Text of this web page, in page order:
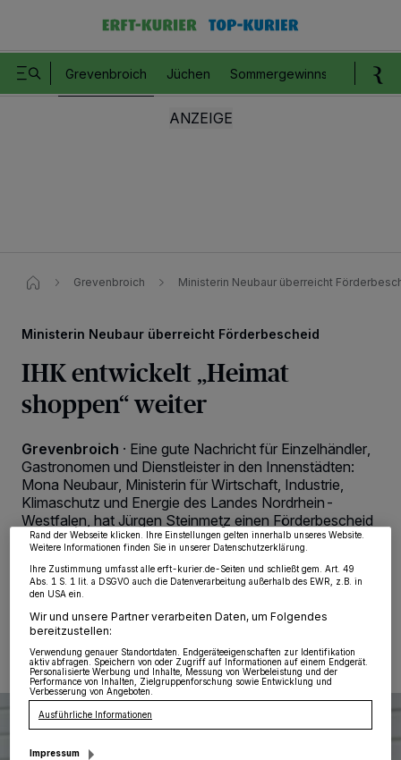
Grevenbroich Jüchen Sommergewinnspiel
Grevenbroich Ministerin Neubaur überreicht
Ministerin Neubaur überreicht Förderbescheid
IHK entwickelt „Heimat
shoppen“ weiter
Grevenbroich · Eine gute Nachricht für Einzelhändler,
Gastronomen und Dienstleister in den Innenstädten:
Mona Neubaur, Ministerin für Wirtschaft, Industrie,
Klimaschutz und Energie des Landes Nordrhein-
Westfalen, hat Jürgen Steinmetz einen Förderbescheid
überreicht.
18.03.2024 , 10:41 Uhr Eine Minute Lesezeit
wie Browserdaten oder eindeutige Kennungen auf Ihrem Gerät zu. Durch Auswahl
von OK aktivieren Sie Tracking-Technologien für die unter „Wir und unsere
Partner verarbeiten Daten, um Ihnen Dienste bereitzustellen“ aufgeführten
Zwecke. Wenn Tracker deaktiviert sind, sind manche Inhalte und Anzeigen
möglicherweise nicht mehr so relevant für Sie. Sie können dieses Menü jederzeit
wieder aufrufen, um Ihre Einstellungen zu ändern oder Ihre Einwilligung zu
widerrufen, indem Sie auf den Link Einstellungen oder Ablehnen am unteren
Rand der Webseite klicken. Ihre Einstellungen gelten innerhalb unseres Website.
Weitere Informationen finden Sie in unserer Datenschutzerklärung.
Ihre Zustimmung umfasst alle erft-kurier.de-Seiten und schließt gem. Art. 49
Abs. 1 S. 1 lit. a DSGVO auch die Datenverarbeitung außerhalb des EWR, z.B. in
den USA ein.
Wir und unsere Partner verarbeiten Daten, um Folgendes
bereitzustellen:
Verwendung genauer Standortdaten. Endgeräteeigenschaften zur Identifikation
aktiv abfragen. Speichern von oder Zugriff auf Informationen auf einem Endgerät.
Personalisierte Werbung und Inhalte, Messung von Werbeleistung und der
Performance von Inhalten, Zielgruppenforschung sowie Entwicklung und
Verbesserung von Angeboten.
Ausführliche Informationen
Impressum